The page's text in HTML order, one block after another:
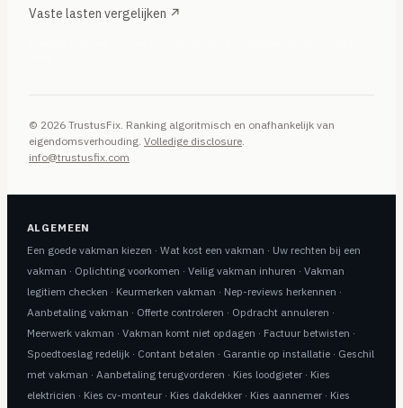
Vaste lasten vergelijken ↗
© 2026 TrustusFix. Ranking algoritmisch en onafhankelijk van
eigendomsverhouding. Volledige disclosure.
info@trustusfix.com
ALGEMEEN
Een goede vakman kiezen · Wat kost een vakman · Uw rechten bij een
vakman · Oplichting voorkomen · Veilig vakman inhuren · Vakman
legitiem checken · Keurmerken vakman · Nep-reviews herkennen ·
Aanbetaling vakman · Offerte controleren · Opdracht annuleren ·
Meerwerk vakman · Vakman komt niet opdagen · Factuur betwisten ·
Spoedtoeslag redelijk· Contant betalen · Garantie op installatie· Geschil
met vakman · Aanbetaling terugvorderen · Kies loodgieter· Kies
elektricien · Kies cv-monteur· Kies dakdekker· Kies aannemer· Kies